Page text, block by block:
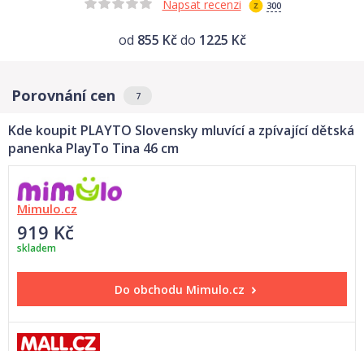
Napsat recenzi 300
od 855 Kčdo 1225 Kč
Porovnání cen 7
Kde koupit PLAYTO Slovensky mluvící a zpívající dětská
panenka PlayTo Tina 46 cm
Mimulo.cz
919 Kč
skladem
Do obchodu Mimulo.cz